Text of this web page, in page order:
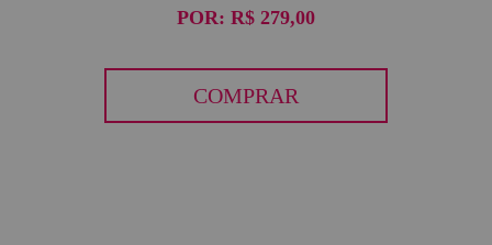
POR: R$ 279,00
COMPRAR